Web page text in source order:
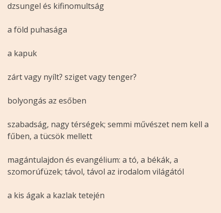
dzsungel és kifinomultság
a föld puhasága
a kapuk
zárt vagy nyílt? sziget vagy tenger?
bolyongás az esőben
szabadság, nagy térségek; semmi művészet nem kell a
fűben, a tücsök mellett
magántulajdon és evangélium: a tó, a békák, a
szomorúfüzek; távol, távol az irodalom világától
a kis ágak a kazlak tetején